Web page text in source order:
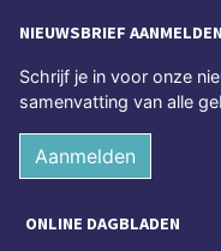
NIEUWSBRIEF AANMELDEN
Schrijf je in voor onze
samenvatting van alle
Aanmelden
ONLINE DAGBLADEN